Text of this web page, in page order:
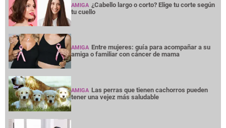
AMIGA ¿Cabello largo o corto? Elige tu corte según
tu cuello
AMIGA Entre mujeres: guía para acompañar a su
amiga o familiar con cáncer de mama
AMIGA Las perras que tienen cachorros pueden
tener una vejez más saludable